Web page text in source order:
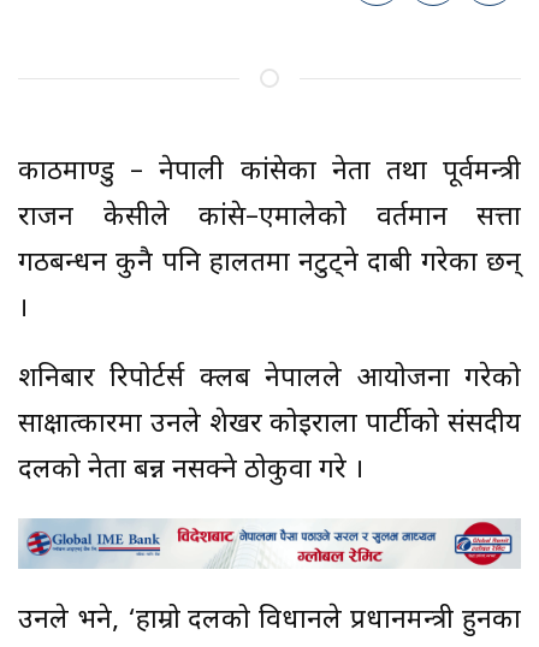
काठमाण्डु – नेपाली कांग्रेसका नेता तथा पूर्वमन्त्री
राजन केसीले कांग्रेस–एमालेको वर्तमान सत्ता
गठबन्धन कुनै पनि हालतमा नटुट्ने दाबी गरेका छन्
।
शनिबार रिपोर्टर्स क्लब नेपालले आयोजना गरेको
साक्षात्कारमा उनले शेखर कोइराला पार्टीको संसदीय
दलको नेता बन्न नसक्ने ठोकुवा गरे ।
उनले भने, ‘हाम्रो दलको विधानले प्रधानमन्त्री हुनका